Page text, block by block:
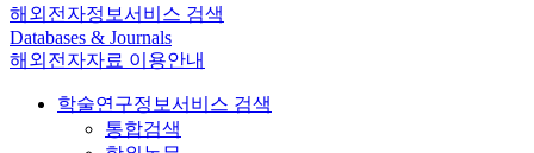
해외전자정보서비스 검색
Databases & Journals
해외전자자료 이용안내
학술연구정보서비스 검색
통합검색